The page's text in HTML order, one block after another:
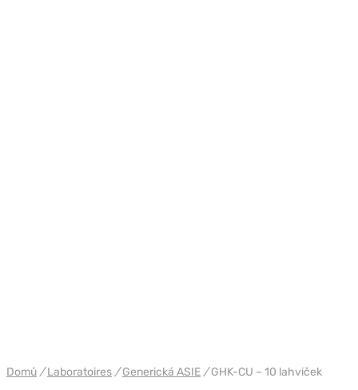
Domů / Laboratoires / Generická ASIE /GHK-CU – 10 lahviček